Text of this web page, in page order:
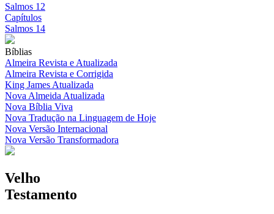
Salmos 12
Capítulos
Salmos 14
Bíblias
Almeira Revista e Atualizada
Almeira Revista e Corrigida
King James Atualizada
Nova Almeida Atualizada
Nova Bíblia Viva
Nova Tradução na Linguagem de Hoje
Nova Versão Internacional
Nova Versão Transformadora
Velho
Testamento